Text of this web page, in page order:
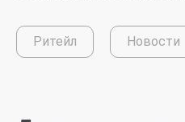
Ритейл Новости